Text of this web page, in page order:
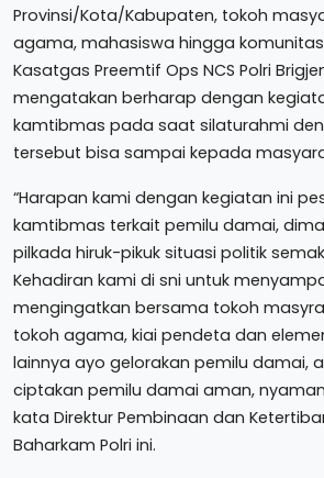
Provinsi/Kota/Kabupaten, tokoh
agama, mahasiswa hingga komunitas
Kasatgas Preemtif Ops NCS Polri
mengatakan berharap dengan
kamtibmas pada saat silaturahmi
tersebut bisa sampai kepada
“Harapan kami dengan kegiatan ini
kamtibmas terkait pemilu damai,
pilkada hiruk-pikuk situasi politik
Kehadiran kami di sni untuk
mengingatkan bersama tokoh
tokoh agama, kiai pendeta dan
lainnya ayo gelorakan pemilu damai,
ciptakan pemilu damai aman,
kata Direktur Pembinaan dan
Baharkam Polri ini.